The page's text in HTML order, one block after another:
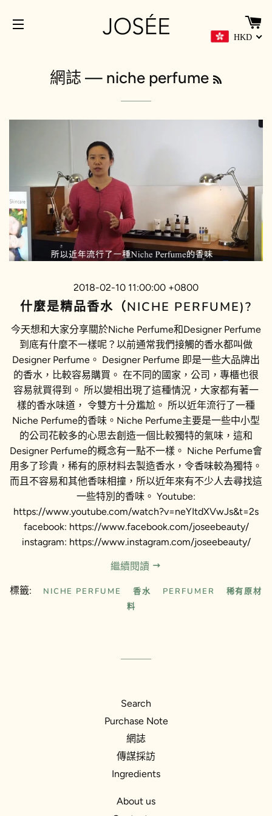
HKD
網誌‎ — niche perfume
2018-02-10 11:00:00 +0800
什麼是精品香水（NICHE PERFUME)?
今天想和大家分享關於Niche Perfume和Designer Perfume
到底有什麼不一樣呢？以前通常我們接觸的香水都叫做
Designer Perfume。 Designer Perfume 即是一些大品牌出
的香水，比較容易購買。 在不同的國家，公司，專櫃也很
容易就買得到。 所以變相出現了這種情況，大家都有著一
樣的香水味道， 令雙方十分尷尬。 所以近年流行了一種
Niche Perfume的香味。Niche Perfume主要是一些中小型
的公司花較多的心思去創造一個比較獨特的氣味，這和
Designer Perfume的概念有一點不一樣。 Niche Perfume會
用多了珍貴，稀有的原材料去製造香水，令香味較為獨特。
而且不容易和其他香味相撞，所以近年來有不少人去尋找這
一些特別的香味。 Youtube:
https://www.youtube.com/watch?v=neYItdXVwJs&t=2s
facebook: https://www.facebook.com/joseebeauty/
instagram: https://www.instagram.com/joseebeauty/
繼續閱讀
標籤: NICHE PERFUME 香水 PERFUMER
稀有原材
料
Search
Purchase Note
網誌
傳謀採訪
Ingredients
About us